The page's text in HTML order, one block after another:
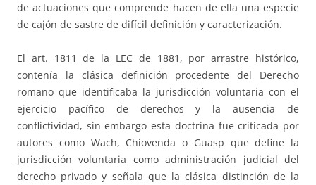
de actuaciones que comprende hacen de ella una especie
de cajón de sastre de difícil definición y caracterización.
El art. 1811 de la LEC de 1881, por arrastre histórico,
contenía la clásica definición procedente del Derecho
romano que identificaba la jurisdicción voluntaria con el
ejercicio pacífico de derechos y la ausencia de
conflictividad, sin embargo esta doctrina fue criticada por
autores como Wach, Chiovenda o Guasp que define la
jurisdicción voluntaria como administración judicial del
derecho privado y señala que la clásica distinción de la